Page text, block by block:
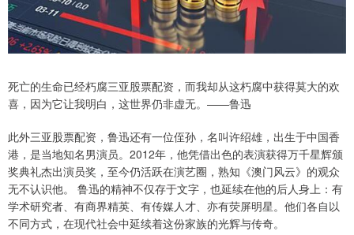
死亡的生命已经朽腐三亚股票配资，而我却从这朽腐中获得莫大的欢
喜，因为它让我明白，这世界仍非虚无。——鲁迅
此外三亚股票配资，鲁迅还有一位侄孙，名叫许绍雄，出生于中国香
港，是当地知名男演员。2012年，他凭借出色的表演获得万千星辉颁
奖典礼杰出演员奖，至今仍活跃在演艺圈，熟知《澳门风云》的观众
无不认识他。 鲁迅的精神不仅存于文字，也延续在他的后人身上：有
学术研究者、有商界精英、有传媒人才、亦有荧屏明星。他们各自以
不同方式，在现代社会中延续着这份家族的光辉与传奇。